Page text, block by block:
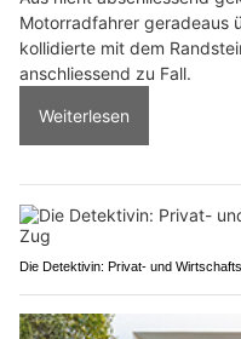
Motorradfahrer geradeaus
kollidierte mit dem
anschliessend zu Fall.
Weiterlesen
Die Detektivin: Privat- und